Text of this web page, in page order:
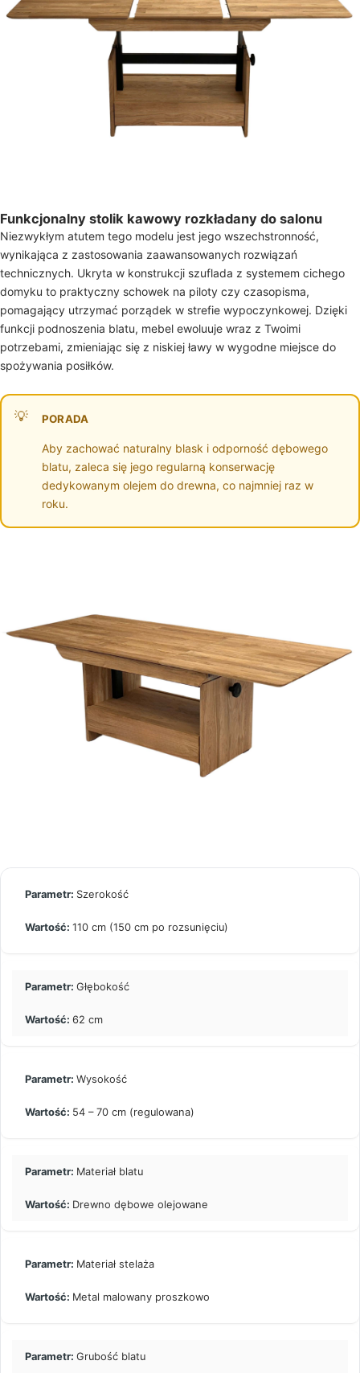
Funkcjonalny stolik kawowy rozkładany do salonu
Niezwykłym atutem tego modelu jest jego wszechstronność,
wynikająca z zastosowania zaawansowanych rozwiązań
technicznych. Ukryta w konstrukcji szuflada z systemem cichego
domyku to praktyczny schowek na piloty czy czasopisma,
pomagający utrzymać porządek w strefie wypoczynkowej. Dzięki
funkcji podnoszenia blatu, mebel ewoluuje wraz z Twoimi
potrzebami, zmieniając się z niskiej ławy w wygodne miejsce do
spożywania posiłków.
PORADA
Aby zachować naturalny blask i odporność dębowego
blatu, zaleca się jego regularną konserwację
dedykowanym olejem do drewna, co najmniej raz w
roku.
Szerokość
110 cm (150 cm po rozsunięciu)
Głębokość
62 cm
Wysokość
54 – 70 cm (regulowana)
Materiał blatu
Drewno dębowe olejowane
Materiał stelaża
Metal malowany proszkowo
Grubość blatu